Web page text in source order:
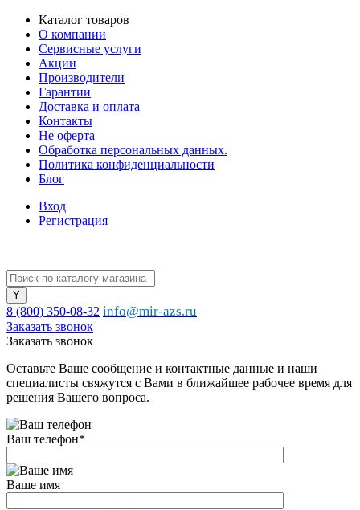
Каталог товаров
О компании
Сервисные услуги
Акции
Производители
Гарантии
Доставка и оплата
Контакты
Не оферта
Обработка персональных данных.
Политика конфиденциальности
Блог
Вход
Регистрация
8 (800) 350-08-32 info@mir-azs.ru
Заказать звонок
Заказать звонок
Оставьте Ваше сообщение и контактные данные и наши
специалисты свяжутся с Вами в ближайшее рабочее время для
решения Вашего вопроса.
Ваш телефон*
Ваше имя